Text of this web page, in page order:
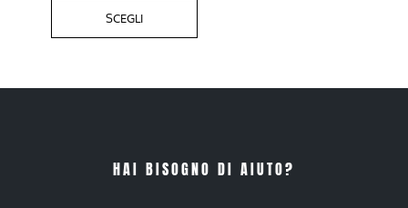
SCEGLI
HAI BISOGNO DI AIUTO?